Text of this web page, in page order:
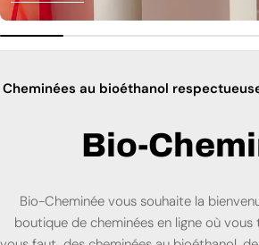
Cheminées au bioéthanol
Bio-
Bio-Cheminée vous souhaite la
boutique de cheminées en ligne où